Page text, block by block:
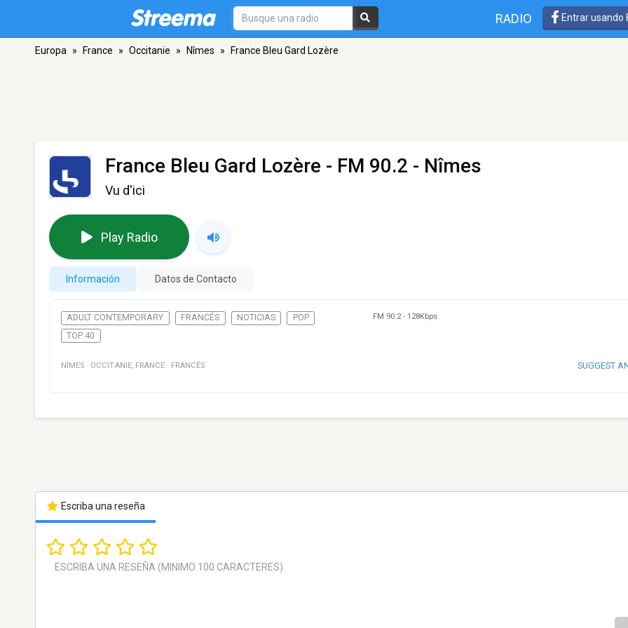
RADIO Entrar usando
Europa » France » Occitanie » Nîmes » France Bleu Gard Lozère
France Bleu Gard Lozère - FM 90.2 - Nîmes
Vu d'ici
Play Radio
Información Datos de Contacto
ADULT CONTEMPORARY FRANCÉS NOTICIAS
POP
TOP 40
FM 90.2- 128Kbps
NÎMES · OCCITANIE, FRANCE · FRANCÉS SUGGEST
Escriba una reseña